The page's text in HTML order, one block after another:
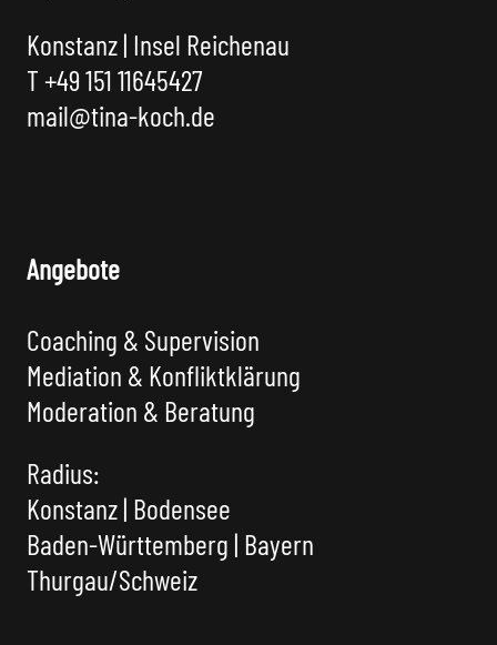
Konstanz | Insel Reichenau
T +49 151 11645427
mail@tina-koch.de
Angebote
Coaching & Supervision
Mediation & Konfliktklärung
Moderation & Beratung
Radius:
Konstanz | Bodensee
Baden-Württemberg | Bayern
Thurgau/Schweiz